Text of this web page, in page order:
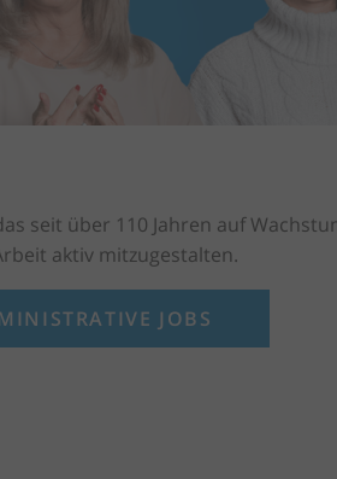
seit über 110 Jahren auf
aktiv mitzugestalten.
JOBS